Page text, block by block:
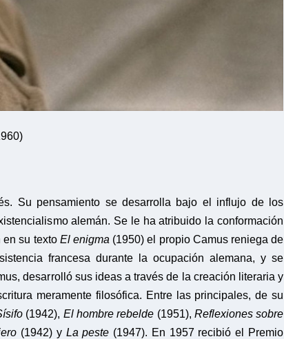
Su pensamiento se desarrolla bajo el influjo de los
alemán. Se le ha atribuido la conformación
en su texto El enigma (1950) el propio Camus reniega de
francesa durante la ocupación alemana, y se
desarrolló sus ideas a través de la creación literaria y
meramente filosófica. Entre las principales, de su
(1942), El hombre rebelde (1951), Reflexiones sobre
(1942) y La peste (1947). En 1957 recibió el Premio